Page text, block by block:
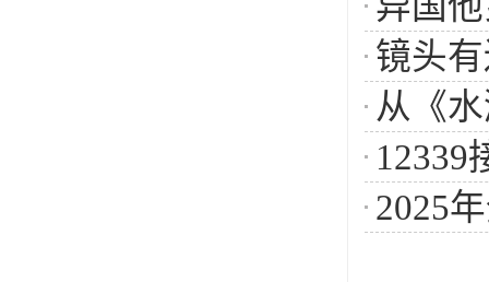
镜头
从《
12339
2025